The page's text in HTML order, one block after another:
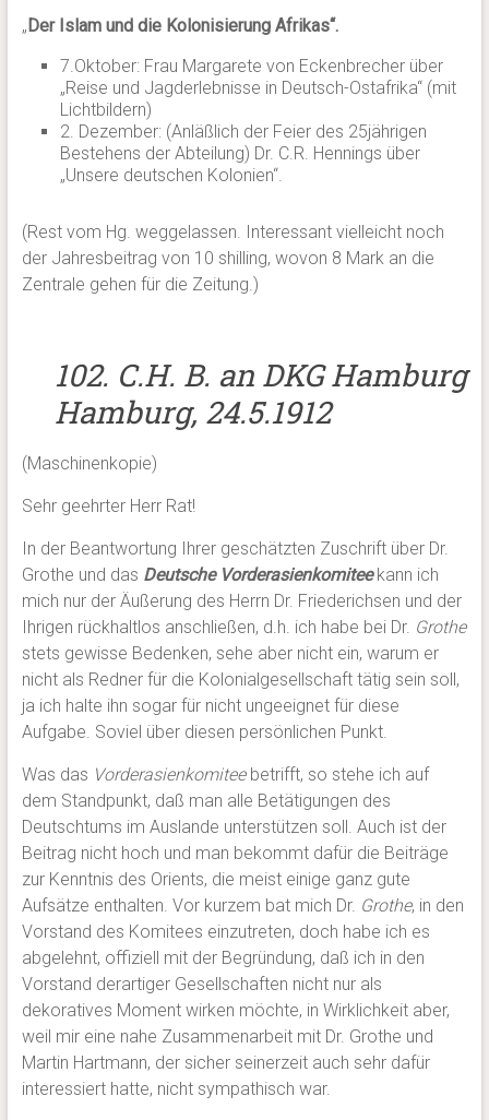
„ Der Islam und die Kolonisierung Afrikas“.
7.Oktober: Frau Margarete von Eckenbrecher über
„Reise und Jagderlebnisse in Deutsch-Ostafrika“ (mit
Lichtbildern)
2. Dezember: (Anläßlich der Feier des 25jährigen
Bestehens der Abteilung) Dr. C.R. Hennings über
„Unsere deutschen Kolonien“.
(Rest vom Hg. weggelassen. Interessant vielleicht noch
der Jahresbeitrag von 10 shilling, wovon 8 Mark an die
Zentrale gehen für die Zeitung.)
102. C.H. B. an DKG Hamburg
Hamburg, 24.5.1912
(Maschinenkopie)
Sehr geehrter Herr Rat!
In der Beantwortung Ihrer geschätzten Zuschrift über Dr.
Grothe und das Deutsche Vorderasienkomiteekann ich
mich nur der Äußerung des Herrn Dr. Friederichsen und der
Ihrigen rückhaltlos anschließen, d.h. ich habe bei Dr. Grothe
stets gewisse Bedenken, sehe aber nicht ein, warum er
nicht als Redner für die Kolonialgesellschaft tätig sein soll,
ja ich halte ihn sogar für nicht ungeeignet für diese
Aufgabe. Soviel über diesen persönlichen Punkt.
Was das Vorderasienkomiteebetrifft, so stehe ich auf
dem Standpunkt, daß man alle Betätigungen des
Deutschtums im Auslande unterstützen soll. Auch ist der
Beitrag nicht hoch und man bekommt dafür die Beiträge
zur Kenntnis des Orients, die meist einige ganz gute
Aufsätze enthalten. Vor kurzem bat mich Dr. Grothe, in den
Vorstand des Komitees einzutreten, doch habe ich es
abgelehnt, offiziell mit der Begründung, daß ich in den
Vorstand derartiger Gesellschaften nicht nur als
dekoratives Moment wirken möchte, in Wirklichkeit aber,
weil mir eine nahe Zusammenarbeit mit Dr. Grothe und
Martin Hartmann, der sicher seinerzeit auch sehr dafür
interessiert hatte, nicht sympathisch war.